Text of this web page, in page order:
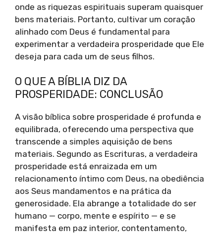
onde as riquezas espirituais superam quaisquer
bens materiais. Portanto, cultivar um coração
alinhado com Deus é fundamental para
experimentar a verdadeira prosperidade que Ele
deseja para cada um de seus filhos.
O QUE A BÍBLIA DIZ DA
PROSPERIDADE: CONCLUSÃO
A visão bíblica sobre prosperidade é profunda e
equilibrada, oferecendo uma perspectiva que
transcende a simples aquisição de bens
materiais. Segundo as Escrituras, a verdadeira
prosperidade está enraizada em um
relacionamento íntimo com Deus, na obediência
aos Seus mandamentos e na prática da
generosidade. Ela abrange a totalidade do ser
humano — corpo, mente e espírito — e se
manifesta em paz interior, contentamento,